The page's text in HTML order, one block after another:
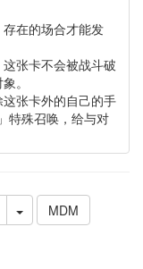
存在的场合才能发
张卡不会被战斗破
。
张卡外的自己的手
特殊召唤，给与对
MDM